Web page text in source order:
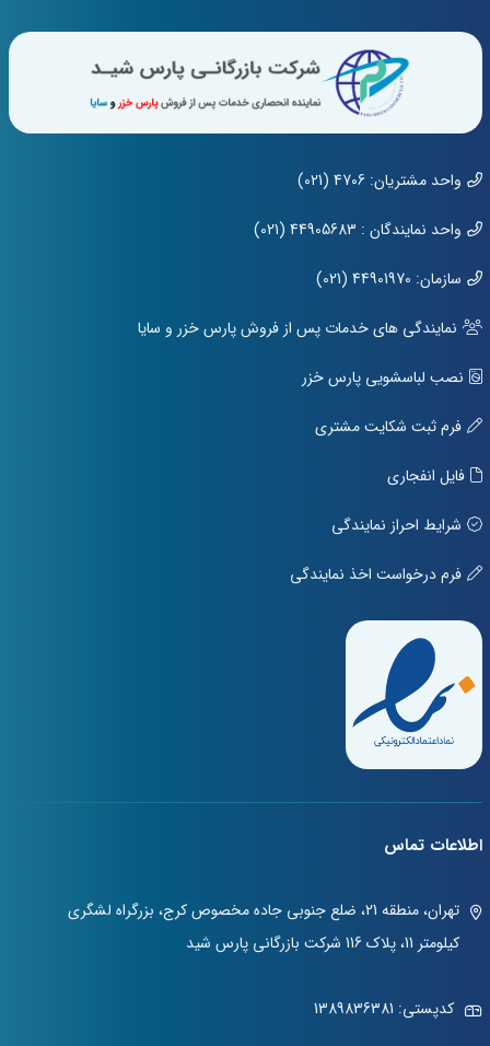
واحد مشتریان: 4706 (021)
واحد نمایندگان : 44905683 (021)
سازمان: 44901970 (021)
نمایندگی های خدمات پس از فروش پارس خزر و سایا
نصب لباسشویی پارس خزر
فرم ثبت شکایت مشتری
فایل انفجاری
شرایط احراز نمایندگی
فرم درخواست اخذ نمایندگی
اطلاعات تماس
تهران، منطقه 21، ضلع جنوبی جاده مخصوص کرج، بزرگراه لشگری
کیلومتر 11، پلاک 116 شرکت بازرگانی پارس شید
کدپستی: 1389836381